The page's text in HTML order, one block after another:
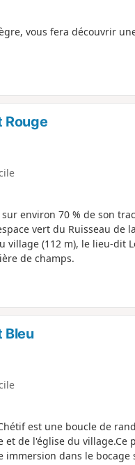
vous fera découvrir
environ 70 % de son
vert du Ruisseau de
(112 m), le lieu-dit
de champs.
Bleu
est une boucle de
de l'église du
dans le